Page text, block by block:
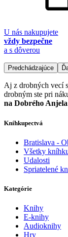
U nás nakupujete
vždy bezpečne
a s dôverou
Predchádzajúce
Aj z drobných vecí
drobným ste pri
na Dobrého Anjela
Kníhkupectvá
Bratislava -
Všetky
Udalosti
Spriatelené
Kategórie
Knihy
E-knihy
Audioknihy
Hry